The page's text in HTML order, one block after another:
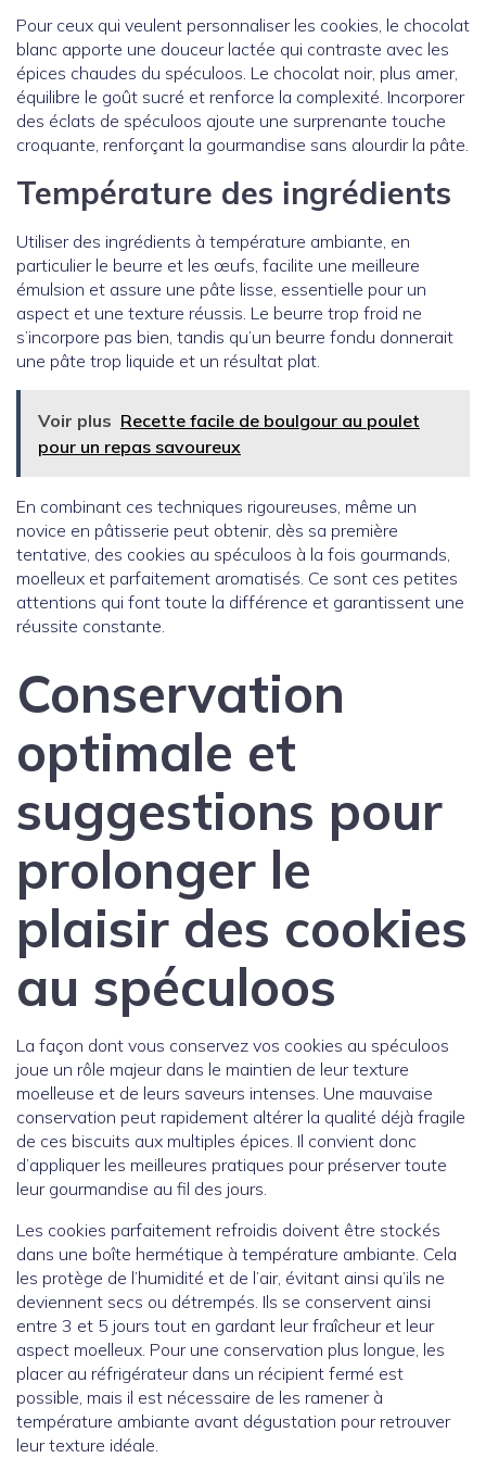
Pour ceux qui veulent personnaliser les cookies, le chocolat
blanc apporte une douceur lactée qui contraste avec les
épices chaudes du spéculoos. Le chocolat noir, plus amer,
équilibre le goût sucré et renforce la complexité. Incorporer
des éclats de spéculoos ajoute une surprenante touche
croquante, renforçant la gourmandise sans alourdir la pâte.
Température des ingrédients
Utiliser des ingrédients à température ambiante, en
particulier le beurre et les œufs, facilite une meilleure
émulsion et assure une pâte lisse, essentielle pour un
aspect et une texture réussis. Le beurre trop froid ne
s’incorpore pas bien, tandis qu’un beurre fondu donnerait
une pâte trop liquide et un résultat plat.
Voir plus Recette facile de boulgour au poulet
pour un repas savoureux
En combinant ces techniques rigoureuses, même un
novice en pâtisserie peut obtenir, dès sa première
tentative, des cookies au spéculoos à la fois gourmands,
moelleux et parfaitement aromatisés. Ce sont ces petites
attentions qui font toute la différence et garantissent une
réussite constante.
Conservation
optimale et
suggestions pour
prolonger le
plaisir des cookies
au spéculoos
La façon dont vous conservez vos cookies au spéculoos
joue un rôle majeur dans le maintien de leur texture
moelleuse et de leurs saveurs intenses. Une mauvaise
conservation peut rapidement altérer la qualité déjà fragile
de ces biscuits aux multiples épices. Il convient donc
d’appliquer les meilleures pratiques pour préserver toute
leur gourmandise au fil des jours.
Les cookies parfaitement refroidis doivent être stockés
dans une boîte hermétique à température ambiante. Cela
les protège de l’humidité et de l’air, évitant ainsi qu’ils ne
deviennent secs ou détrempés. Ils se conservent ainsi
entre 3 et 5 jours tout en gardant leur fraîcheur et leur
aspect moelleux. Pour une conservation plus longue, les
placer au réfrigérateur dans un récipient fermé est
possible, mais il est nécessaire de les ramener à
température ambiante avant dégustation pour retrouver
leur texture idéale.